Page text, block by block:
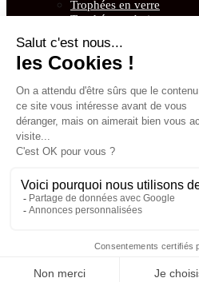
Trophées en verre
Trophées en bois
Récompenses sportives et
Trophées de Golf
Trophées « Sportifs
Médailles
Cadeaux d’affaires
Ouvre-lettres & vide-
Coffrets sur mesure
Sculptures & Trophées
Porte-clés et Bijoux
Nos références